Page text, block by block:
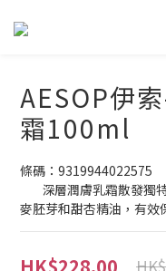
AESOP伊
霜100ml
條碼：9319944022575
麥胚芽和甜杏精油，有效